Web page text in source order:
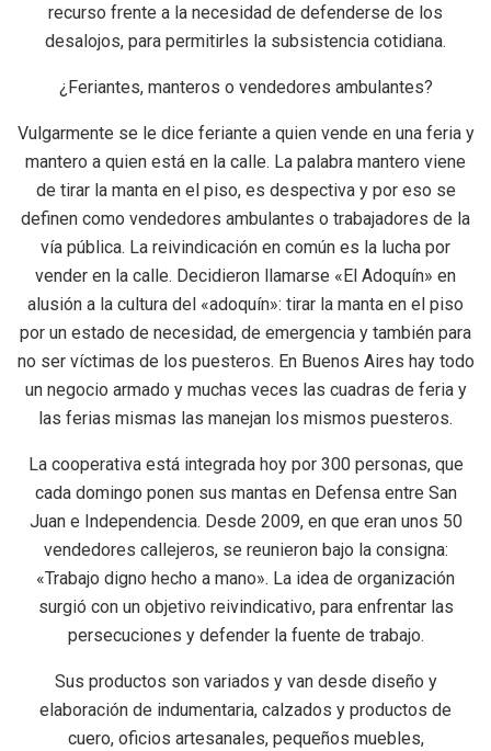
recurso frente a la necesidad de defenderse de los
desalojos, para permitirles la subsistencia cotidiana.
¿Feriantes, manteros o vendedores ambulantes?
Vulgarmente se le dice feriante a quien vende en una feria y
mantero a quien está en la calle. La palabra mantero viene
de tirar la manta en el piso, es despectiva y por eso se
definen como vendedores ambulantes o trabajadores de la
vía pública. La reivindicación en común es la lucha por
vender en la calle. Decidieron llamarse «El Adoquín» en
alusión a la cultura del «adoquín»: tirar la manta en el piso
por un estado de necesidad, de emergencia y también para
no ser víctimas de los puesteros. En Buenos Aires hay todo
un negocio armado y muchas veces las cuadras de feria y
las ferias mismas las manejan los mismos puesteros.
La cooperativa está integrada hoy por 300 personas, que
cada domingo ponen sus mantas en Defensa entre San
Juan e Independencia. Desde 2009, en que eran unos 50
vendedores callejeros, se reunieron bajo la consigna:
«Trabajo digno hecho a mano». La idea de organización
surgió con un objetivo reivindicativo, para enfrentar las
persecuciones y defender la fuente de trabajo.
Sus productos son variados y van desde diseño y
elaboración de indumentaria, calzados y productos de
cuero, oficios artesanales, pequeños muebles,